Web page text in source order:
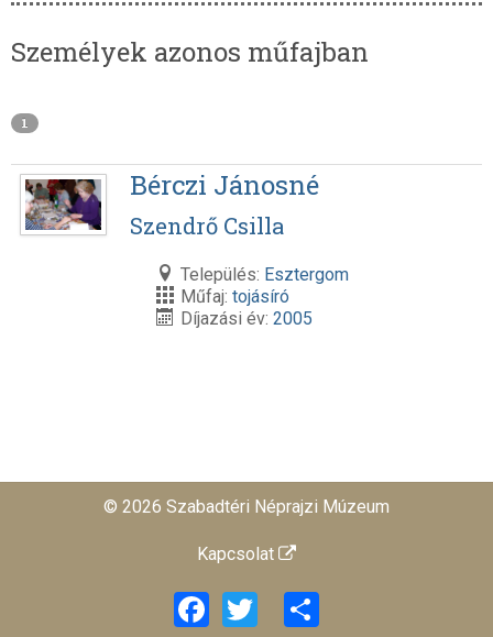
Személyek azonos műfajban
1
Bérczi Jánosné
Szendrő Csilla
Település: Esztergom
Műfaj: tojásíró
Díjazási év: 2005
© 2026 Szabadtéri Néprajzi Múzeum
Kapcsolat
Facebook
Twitter